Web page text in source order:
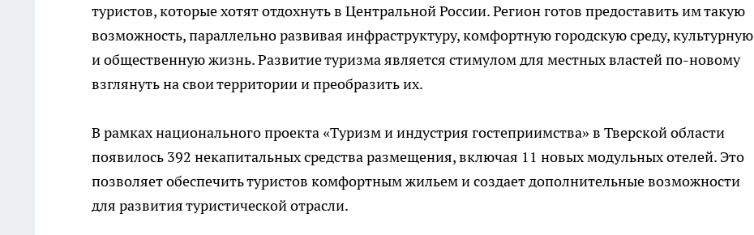
туристов, которые хотят отдохнуть в Центральной России. Регион готов предоставить им такую
возможность, параллельно развивая инфраструктуру, комфортную городскую среду, культурную
и общественную жизнь. Развитие туризма является стимулом для местных властей по-новому
взглянуть на свои территории и преобразить их.
В рамках национального проекта «Туризм и индустрия гостеприимства» в Тверской области
появилось 392 некапитальных средства размещения, включая 11 новых модульных отелей. Это
позволяет обеспечить туристов комфортным жильем и создает дополнительные возможности
для развития туристической отрасли.